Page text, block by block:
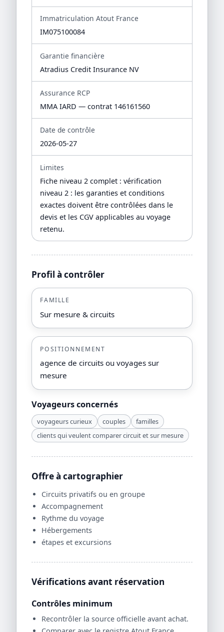
Immatriculation Atout France
IM075100084
Garantie financière
Atradius Credit Insurance NV
Assurance RCP
MMA IARD — contrat 146161560
Date de contrôle
2026-05-27
Limites
Fiche niveau 2 complet : vérification
niveau 2 : les garanties et conditions
exactes doivent être contrôlées dans le
devis et les CGV applicables au voyage
retenu.
Profil à contrôler
FAMILLE
Sur mesure & circuits
POSITIONNEMENT
agence de circuits ou voyages sur
mesure
Voyageurs concernés
voyageurs curieux couples
familles
clients qui veulent comparer circuit et sur mesure
Offre à cartographier
Circuits privatifs ou en groupe
Accompagnement
Rythme du voyage
Hébergements
étapes et excursions
Vérifications avant réservation
Contrôles minimum
Recontrôler la source officielle avant achat.